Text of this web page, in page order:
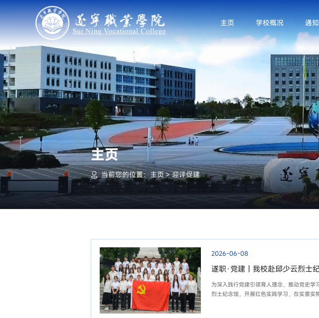
主页 学校概况 通
主页
当前您的位置：主页>迎评促建
2026-06-08
遂职·党建丨我校赴邱少云烈士
为深入践行党建引领育人理念，推动党史
烈士纪念馆，开展红色实践学习，在实景实